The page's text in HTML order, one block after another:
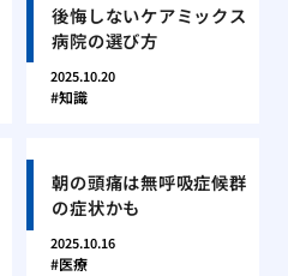
後悔しないケアミックス
病院の選び方
2025.10.20
知識
朝の頭痛は無呼吸症候群
の症状かも
2025.10.16
医療